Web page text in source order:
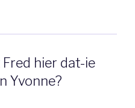
hier dat-ie
Yvonne?